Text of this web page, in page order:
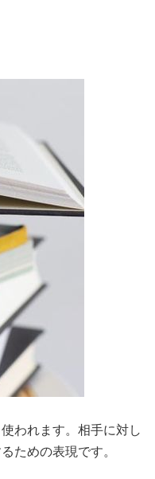
われます。相手に対し
ための表現です。